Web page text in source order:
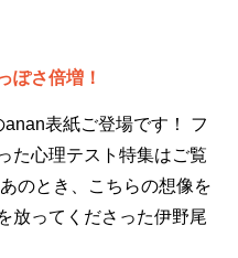
ぽさ倍増！
表紙ご登場です！ フ
た心理テスト特集はご覧
のとき、こちらの想像を
放ってくださった伊野尾